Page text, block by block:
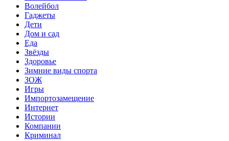
Волейбол
Гаджеты
Дети
Дом и сад
Еда
Звёзды
Здоровье
Зимние виды спорта
ЗОЖ
Игры
Импортозамещение
Интернет
Истории
Компании
Криминал